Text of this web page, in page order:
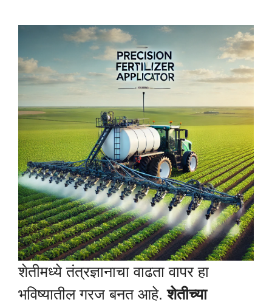
शेतीमध्ये तंत्रज्ञानाचा वाढता वापर हा
भविष्यातील गरज बनत आहे.शेतीच्या